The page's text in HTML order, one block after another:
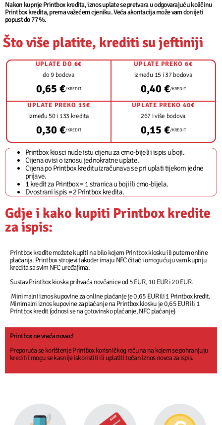
Nakon kupnje Printbox kredita, iznos uplate se pretvara u odgovarajuću količinu
Printbox kredita, prema važećem cjeniku. Veća akontacija može vam donijeti
popust do 77%.
Što više platite, krediti su jeftiniji
UPLATE DO 6€
do 9 bodova
0,65 €/KREDIT
UPLATE PREKO 6€
između 15 i 37 bodova
0,40 €/KREDIT
UPLATE PREKO 15€
između 50 i 133 kredita
0,30 €/KREDIT
UPLATE PREKO 40€
267 i više bodova
0,15 €/KREDIT
Printbox kiosci nude istu cijenu za crno-bijeli i ispis u boji.
Cijena ovisi o iznosu jednokratne uplate.
Cijena po Printbox kreditu izračunava se pri uplati tijekom jedne
prijave.
1 kredit za Printbox = 1 stranica u boji ili crno-bijela.
Dvostrani ispis = 2 Printbox kredita.
Gdje i kako kupiti Printbox kredite
za ispis:
Printbox kredite možete kupiti na bilo kojem Printbox kiosku ili putem online
plaćanja. Printbox strojevi također imaju NFC čitač i omogućuju vam kupnju
kredita sa svim NFC uređajima.
Sustav Printbox kioska prihvaća novčanice od 5 EUR, 10 EUR i 20 EUR.
Minimalni iznos kupovine za online plaćanje je 0,65 EUR ili 1 Printbox kredit.
Minimalni iznos kupovine za plaćanje na Printbox kiosku je 0,65 EUR ili 1
Printbox kredit (odnosi se na gotovinsko plaćanje, NFC plaćanje)
Printbox ne vraća novac!
Preporuča se korištenje Printbox korisničkog računa na kojem se pohranjuju
krediti i mogu se kasnije iskoristiti ili uplatiti točan iznos novca za ispis.